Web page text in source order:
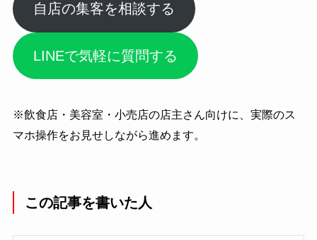
自店の集客を相談する
LINEで気軽に質問する
※飲食店・美容室・小売店の店主さん向けに、実際のス
マホ操作をお見せしながら進めます。
この記事を書いた人